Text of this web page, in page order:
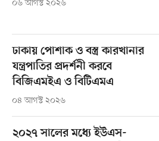
০৬ আগস্ট ২০২৬
ঢাকায় পোশাক ও বস্ত্র কারখানার
যন্ত্রপাতির প্রদর্শনী করবে
বিজিএমইএ ও বিটিএমএ
০৪ আগস্ট ২০২৬
২০২৭ সালের মধ্যে ইউএস-